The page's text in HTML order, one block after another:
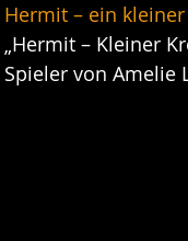
Hermit – ein
„Hermit – Kleiner
Spieler von Amelie